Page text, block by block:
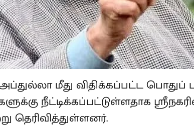
மீது விதிக்கப்பட்ட பொதுப்
3 மாதங்களுக்கு
நேற்று தெரிவித்துள்ளனர்.